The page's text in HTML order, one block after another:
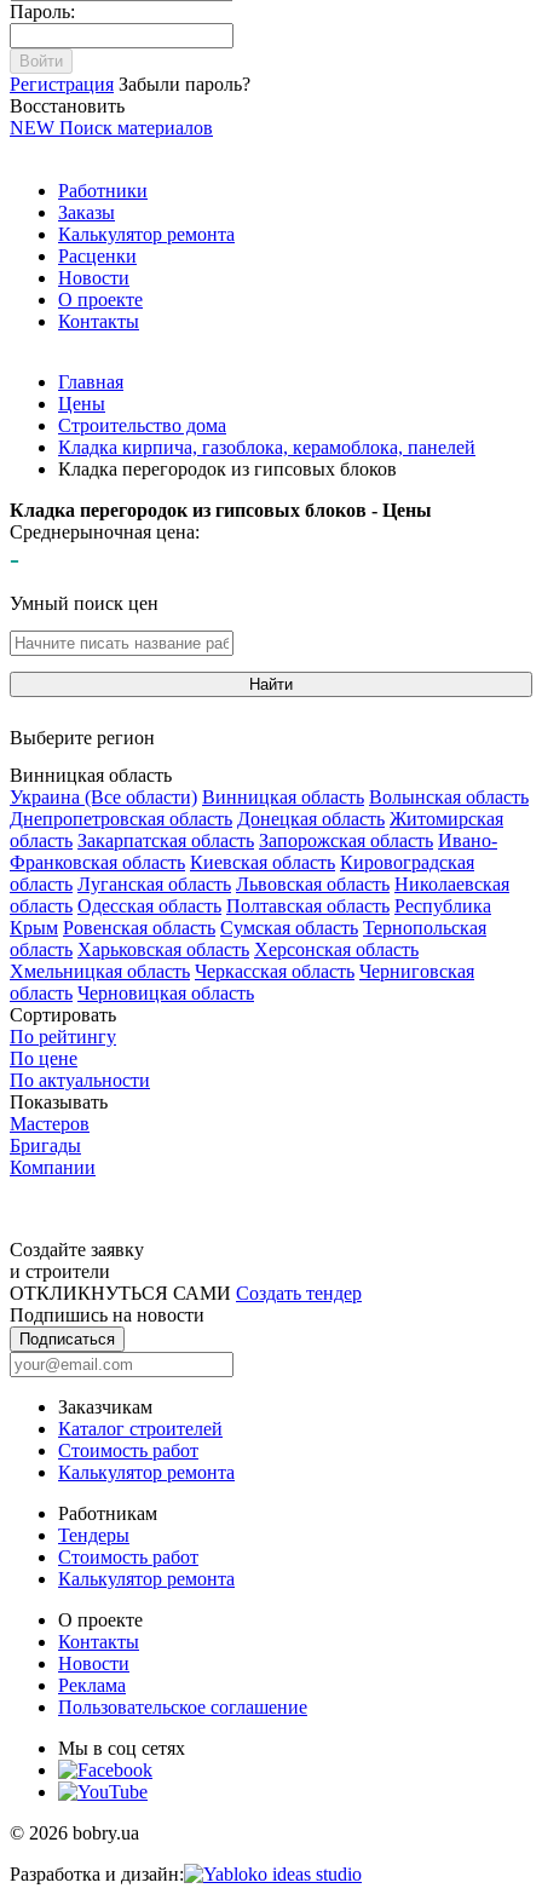
Пароль:
Войти
Регистрация Забыли пароль?
Восстановить
NEW Поиск материалов
Работники
Заказы
Калькулятор ремонта
Расценки
Новости
О проекте
Контакты
Главная
Цены
Строительство дома
Кладка кирпича, газоблока, керамоблока, панелей
Кладка перегородок из гипсовых блоков
Кладка перегородок из гипсовых блоков - Цены
Среднерыночная цена:
-
Умный поиск цен
Найти
Выберите регион
Винницкая область
Украина (Все области) Винницкая область Волынская область
Днепропетровская область Донецкая область Житомирская
область Закарпатская область Запорожская область Ивано-
Франковская область Киевская область Кировоградская
область Луганская область Львовская область Николаевская
область Одесская область Полтавская область Республика
Крым Ровенская область Сумская область Тернопольская
область Харьковская область Херсонская область
Хмельницкая область Черкасская область Черниговская
область Черновицкая область
Сортировать
По рейтингу
По цене
По актуальности
Показывать
Мастеров
Бригады
Компании
Создайте заявку
и строители
ОТКЛИКНУТЬСЯ САМИ Создать тендер
Подпишись на новости
Подписаться
Заказчикам
Каталог строителей
Стоимость работ
Калькулятор ремонта
Работникам
Тендеры
Стоимость работ
Калькулятор ремонта
О проекте
Контакты
Новости
Реклама
Пользовательское соглашение
Мы в соц сетях
© 2026 bobry.ua
Разработка и дизайн: